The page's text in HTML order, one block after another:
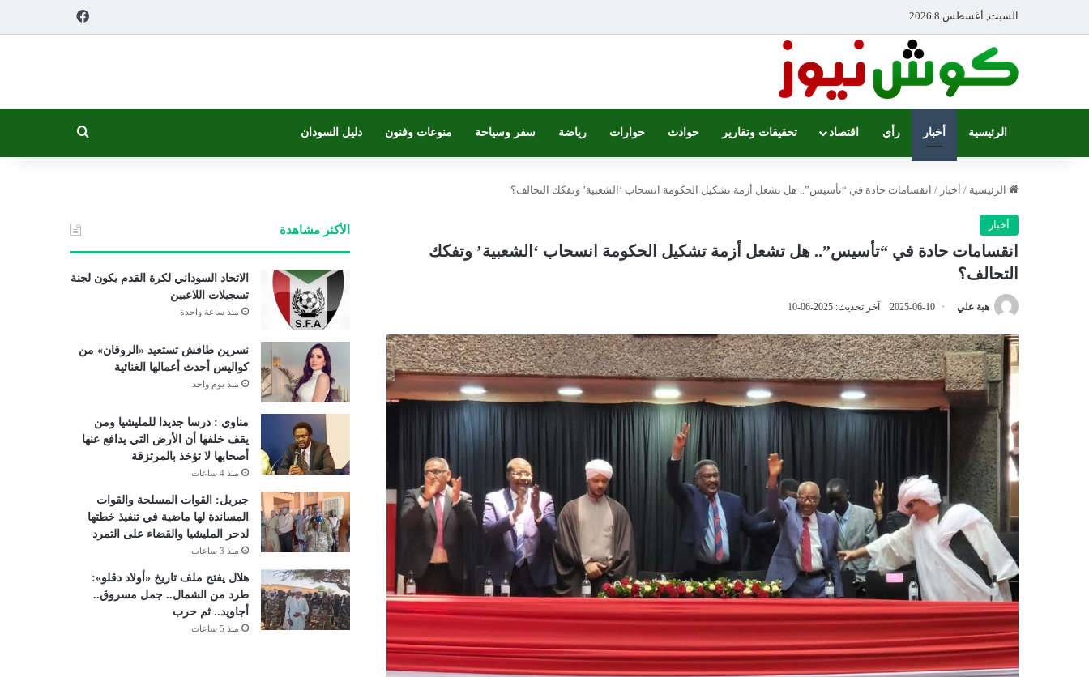
السبت, أغسطس 8 2026
الرئيسية أخبار رأي اقتصاد تحقيقات وتقارير حوادث حوارات رياضة سفر وسياحة منوعات وفنون دليل السودان
الرئيسية / أخبار / انقسامات حادة في “تأسيس”.. هل تشعل أزمة تشكيل الحكومة انسحاب ‘الشعبية’ وتفكك التحالف؟
أخبار
انقسامات حادة في “تأسيس”.. هل تشعل أزمة تشكيل الحكومة انسحاب ‘الشعبية’ وتفكك
التحالف؟
هبة علي 2025-06-10 آخر تحديث: 2025-06-10
الأكثر مشاهدة
الاتحاد السوداني لكرة القدم يكون لجنة
تسجيلات اللاعبين
منذ ساعة واحدة
نسرين طافش تستعيد «الروقان» من
كواليس أحدث أعمالها الغنائية
منذ يوم واحد
مناوي : درسا جديدا للمليشيا ومن
يقف خلفها أن الأرض التي يدافع عنها
أصحابها لا تؤخذ بالمرتزقة
منذ 4 ساعات
جبريل: القوات المسلحة والقوات
المساندة لها ماضية في تنفيذ خطتها
لدحر المليشيا والقضاء على التمرد
منذ 3 ساعات
هلال يفتح ملف تاريخ «أولاد دقلو»:
طرد من الشمال.. جمل مسروق..
أجاويد.. ثم حرب
منذ 5 ساعات